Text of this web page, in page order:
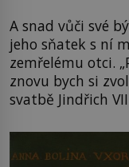
A snad vůči své
jeho sňatek s ní
zemřelému otci.
znovu bych si
svatbě Jindřich